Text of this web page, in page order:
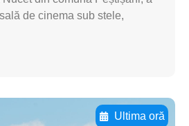
de cinema sub stele,
Ultima oră